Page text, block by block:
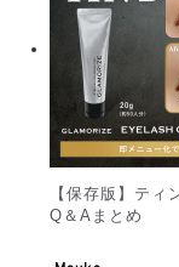
【保存版】ティ
Q＆Aまとめ